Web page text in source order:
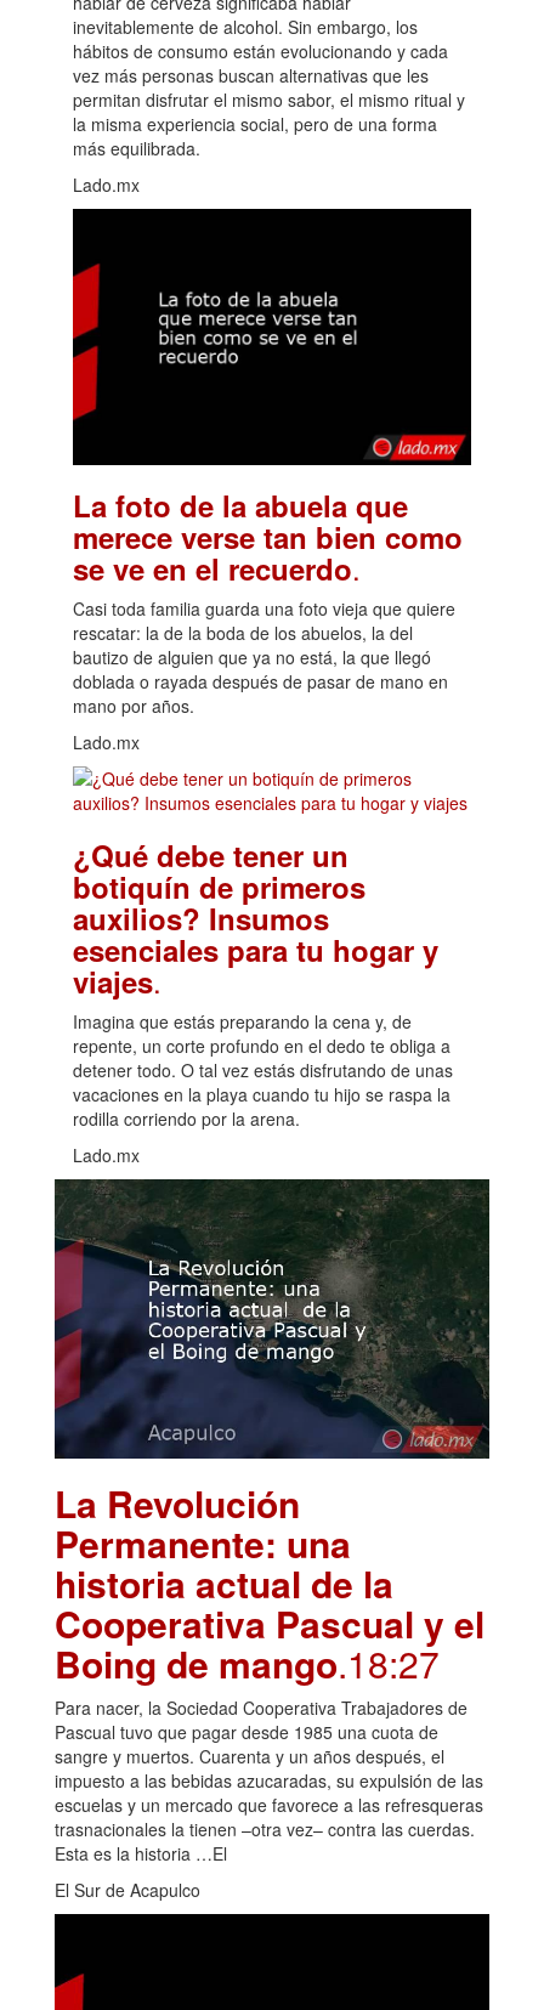
inevitablemente de alcohol. Sin embargo, los
hábitos de consumo están evolucionando y cada
vez más personas buscan alternativas que les
permitan disfrutar el mismo sabor, el mismo ritual y
la misma experiencia social, pero de una forma
más equilibrada.
Lado.mx
La foto de la abuela que
merece verse tan bien como
se ve en el recuerdo.
Casi toda familia guarda una foto vieja que quiere
rescatar: la de la boda de los abuelos, la del
bautizo de alguien que ya no está, la que llegó
doblada o rayada después de pasar de mano en
mano por años.
Lado.mx
¿Qué debe tener un
botiquín de primeros
auxilios? Insumos
esenciales para tu hogar y
viajes.
Imagina que estás preparando la cena y, de
repente, un corte profundo en el dedo te obliga a
detener todo. O tal vez estás disfrutando de unas
vacaciones en la playa cuando tu hijo se raspa la
rodilla corriendo por la arena.
Lado.mx
La Revolución
Permanente: una
historia actual de la
Cooperativa Pascual y el
Boing de mango.18:27
Para nacer, la Sociedad Cooperativa Trabajadores de
Pascual tuvo que pagar desde 1985 una cuota de
sangre y muertos. Cuarenta y un años después, el
impuesto a las bebidas azucaradas, su expulsión de las
escuelas y un mercado que favorece a las refresqueras
trasnacionales la tienen –otra vez– contra las cuerdas.
Esta es la historia …El
El Sur de Acapulco